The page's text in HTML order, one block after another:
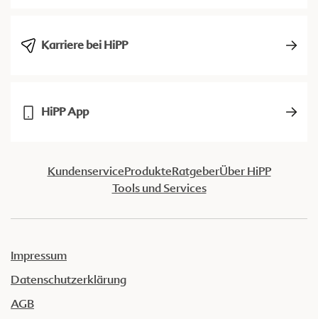
Karriere bei HiPP
HiPP App
KundenserviceProdukteRatgeberÜber HiPP
Tools und Services
Impressum
Datenschutzerklärung
AGB